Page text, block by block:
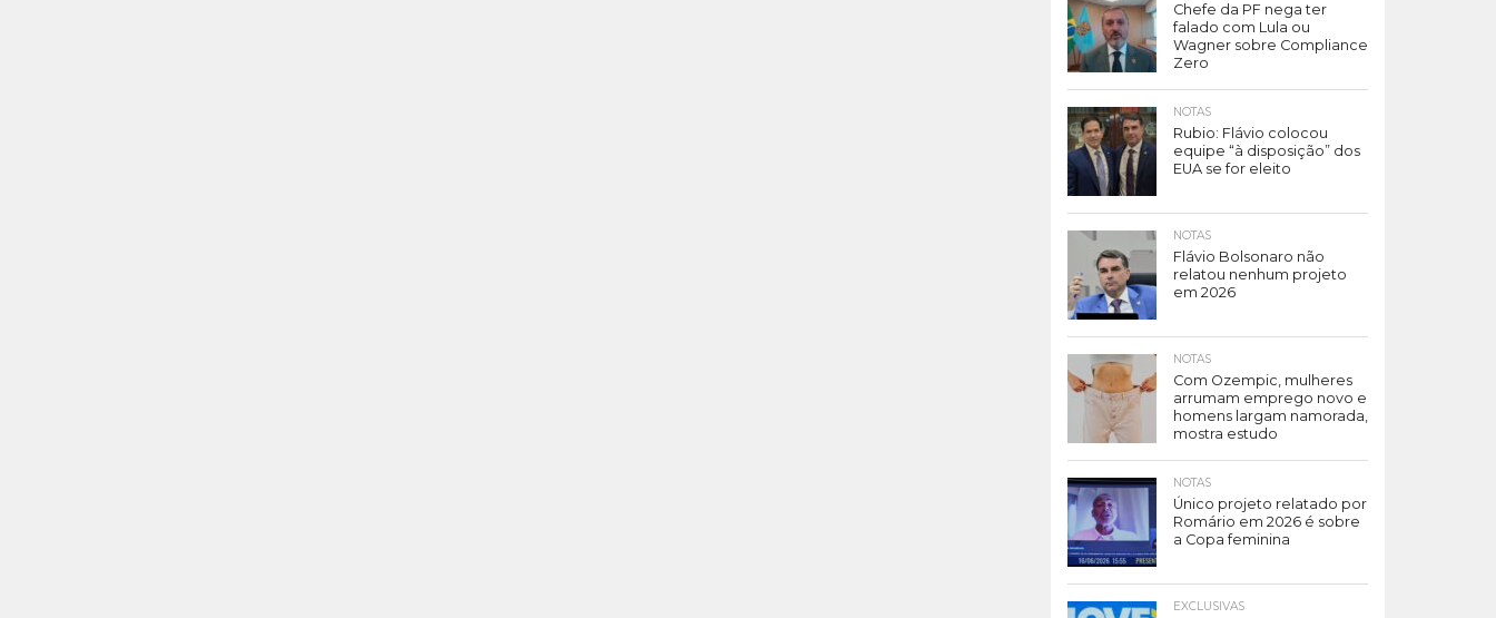
Chefe da PF nega ter
falado com Lula ou
Wagner sobre Compliance
Zero
NOTAS
Rubio: Flávio colocou
equipe “à disposição” dos
EUA se for eleito
NOTAS
Flávio Bolsonaro não
relatou nenhum projeto
em 2026
NOTAS
Com Ozempic, mulheres
arrumam emprego novo e
homens largam namorada,
mostra estudo
NOTAS
Único projeto relatado por
Romário em 2026 é sobre
a Copa feminina
EXCLUSIVAS